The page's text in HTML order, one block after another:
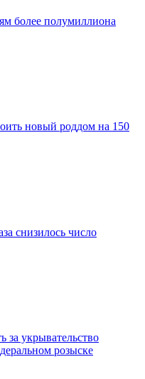
более полумиллиона
новый роддом на 150
снизилось число
за укрывательство
розыске